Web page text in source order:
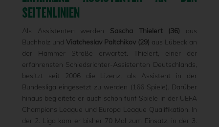
SEITENLINIEN
Als Assistenten werden Sascha Thielert (36) aus
Buchholz und Viatcheslav Paltchikov (29) aus Lübeck an
der Hammer Straße erwartet. Thielert, einer der
erfahrensten Schiedsrichter-Assistenten Deutschlands,
besitzt seit 2006 die Lizenz, als Assistent in der
Bundesliga eingesetzt zu werden (166 Spiele). Darüber
hinaus begleitete er auch schon fünf Spiele in der UEFA
Champions League und Europa League Qualifikation. In
der 2. Liga kam er bisher 70 Mal zum Einsatz, in der 3.